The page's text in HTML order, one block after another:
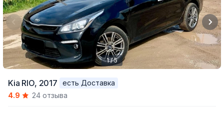
of
1 / 5
Kia RIO, 2017
есть Доставка
4.9
24 отзыва